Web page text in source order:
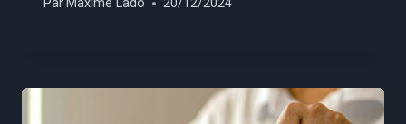
Par Maxime Lado 20/12/2024